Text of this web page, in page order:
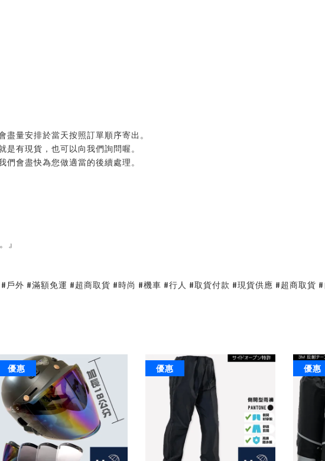
量安排於當天按照訂單順序寄出。
有現貨，也可以向我們詢問喔。
會盡快為您做適當的後續處理。
』
戶外 #滿額免運 #超商取貨 #時尚 #機車 #行人 #取貨付款 #現貨供應 #超商取貨
優惠 優惠 優惠